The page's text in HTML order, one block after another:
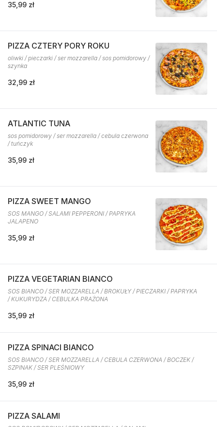
35,99 zł
PIZZA CZTERY PORY ROKU
oliwki / pieczarki / ser mozzarella / sos pomidorowy /
szynka
32,99 zł
ATLANTIC TUNA
sos pomidorowy / ser mozzarella / cebula czerwona
/ tuńczyk
35,99 zł
PIZZA SWEET MANGO
SOS MANGO / SALAMI PEPPERONI / PAPRYKA
JALAPENO
35,99 zł
PIZZA VEGETARIAN BIANCO
SOS BIANCO / SER MOZZARELLA / BROKUŁY / PIECZARKI / PAPRYKA
/ KUKURYDZA / CEBULKA PRAŻONA
35,99 zł
PIZZA SPINACI BIANCO
SOS BIANCO / SER MOZZARELLA / CEBULA CZERWONA / BOCZEK /
SZPINAK / SER PLEŚNIOWY
35,99 zł
PIZZA SALAMI